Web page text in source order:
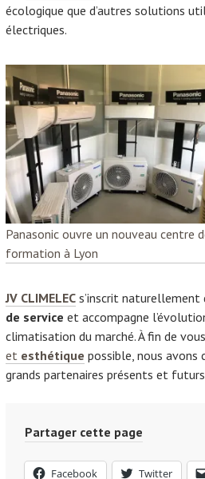
écologique que d’autres solutions
électriques.
Panasonic ouvre un nouveau centre
formation à Lyon
JV CLIMELEC s’inscrit
de service et accompagne
climatisation du marché. À fin de
et esthétique possible, nous
grands partenaires présents et
Partager cette page
Facebook Twitter